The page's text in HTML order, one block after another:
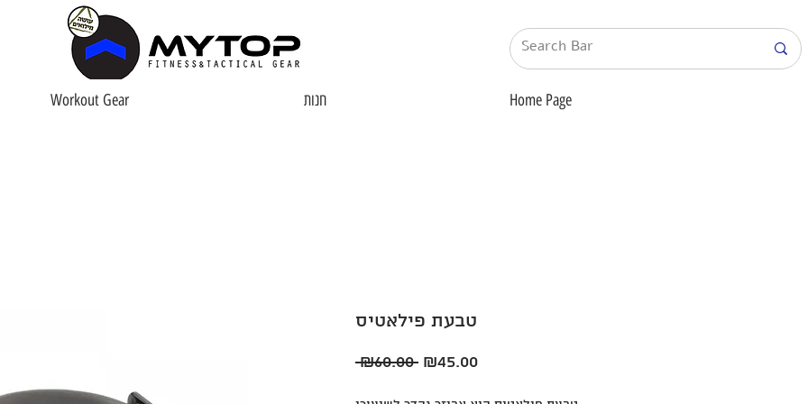
Home Page חנות Workout Gear
טבעת פילאטיס
₪60.00 Regular
₪45.00Sale